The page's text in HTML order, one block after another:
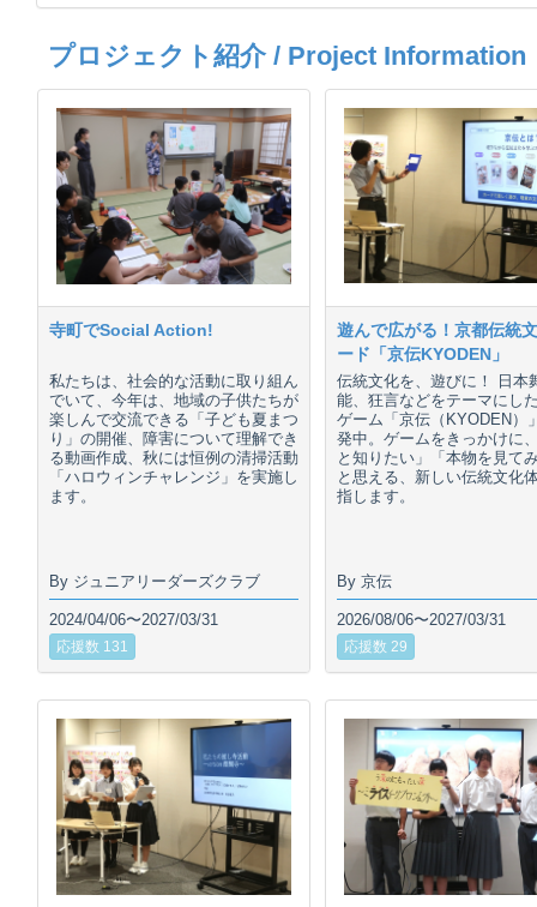
プロジェクト紹介 / Project Information
寺町でSocial Action!
私たちは、社会的な活動に取り組ん
でいて、今年は、地域の子供たちが
楽しんで交流できる「子ども夏まつ
り」の開催、障害について理解でき
る動画作成、秋には恒例の清掃活動
「ハロウィンチャレンジ」を実施し
ます。
By ジュニアリーダーズクラブ
2024/04/06〜2027/03/31
応援数 131
遊んで広がる！京都伝統
ード「京伝KYODEN」
伝統文化を、遊びに！ 日本
能、狂言などをテーマにし
ゲーム「京伝（KYODEN）
発中。ゲームをきっかけに
と知りたい」「本物を見て
と思える、新しい伝統文化
指します。
By 京伝
2026/08/06〜2027/03/31
応援数 29